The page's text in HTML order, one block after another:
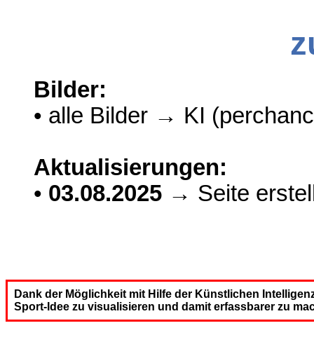
Bilder:
• alle Bilder → KI
Aktualisierungen:
• 03.08.2025 → Seite
Dank der Möglichkeit mit Hilfe der Künstlichen
Sport-Idee zu visualisieren und damit erfassbarer zu